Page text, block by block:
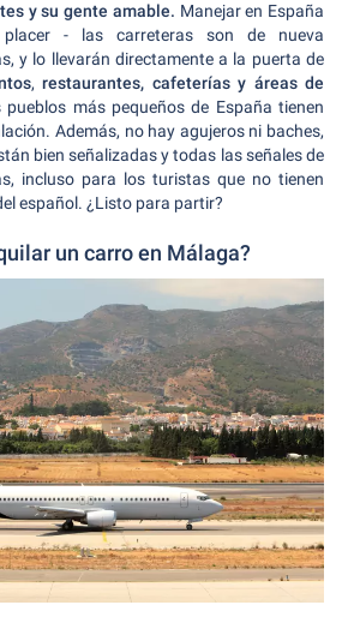
y su gente amable. Manejar en España
- las carreteras son de nueva
y lo llevarán directamente a la puerta de
,restaurantes, cafeterías y áreas de
pueblos más pequeños de España tienen
Además, no hay agujeros ni baches,
bien señalizadas y todas las señales de
incluso para los turistas que no tienen
español. ¿Listo para partir?
un carro en Málaga?